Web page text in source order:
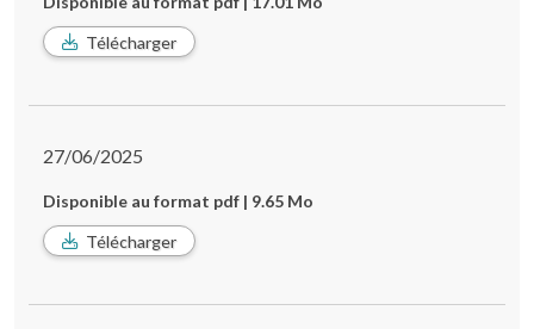
Télécharger
27/06/2025
Disponible au format pdf | 9.65 Mo
Télécharger